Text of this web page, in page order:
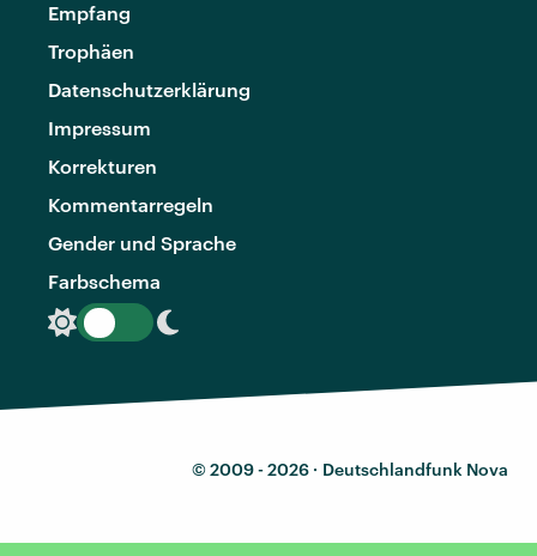
Empfang
Trophäen
Datenschutzerklärung
Impressum
Korrekturen
Kommentarregeln
Gender und Sprache
Farbschema
© 2009 - 2026 · Deutschlandfunk Nova